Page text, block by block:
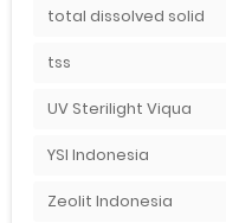
total dissolved solid
tss
UV Sterilight Viqua
YSI Indonesia
Zeolit Indonesia